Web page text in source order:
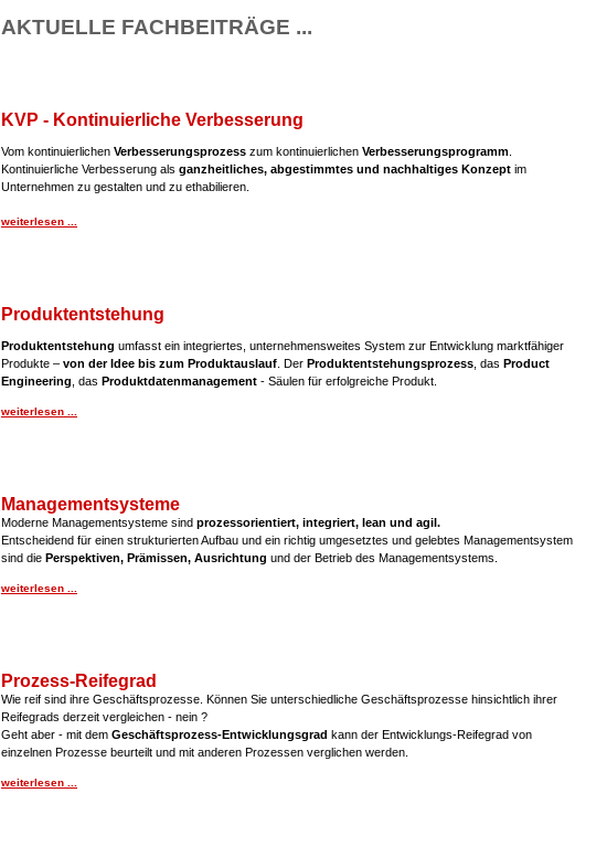
AKTUELLE FACHBEITRÄGE ...
KVP - Kontinuierliche Verbesserung
Vom kontinuierlichen Verbesserungsprozess zum kontinuierlichen Verbesserungsprogramm
Kontinuierliche Verbesserung als ganzheitliches, abgestimmtes und nachhaltiges Konzept im
Unternehmen zu gestalten und zu ethabilieren.
weiterlesen ...
Produktentstehung
Produktentstehung umfasst ein integriertes, unternehmensweites System zur Entwicklung marktfähiger
Produkte – von der Idee bis zum Produktauslauf . Der Produktentstehungsprozess , das Product
Engineering , das Produktdatenmanagement - Säulen für erfolgreiche Produkt.
weiterlesen ...
Managementsysteme
Moderne Managementsysteme sind prozessorientiert, integriert, lean und agil.
Entscheidend für einen strukturierten Aufbau und ein richtig umgesetztes und gelebtes Managementsystem
sind die Perspektiven, Prämissen, Ausrichtung und der Betrieb des Managementsystems.
weiterlesen ...
Prozess-Reifegrad
Wie reif sind ihre Geschäftsprozesse. Können Sie unterschiedliche Geschäftsprozesse hinsichtlich ihrer
Reifegrads derzeit vergleichen - nein ?
Geht aber - mit dem Geschäftsprozess-Entwicklungsgrad kann der Entwicklungs-Reifegrad von
einzelnen Prozesse beurteilt und mit anderen Prozessen verglichen werden.
weiterlesen ...